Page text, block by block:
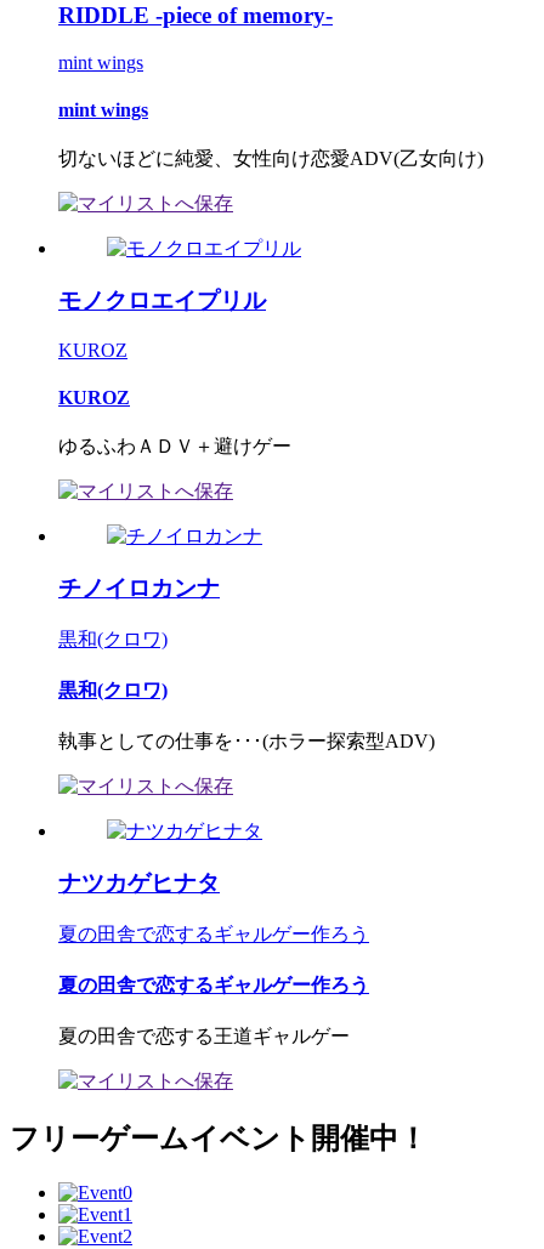
RIDDLE -piece of memory-
mint wings
mint wings
切ないほどに純愛、女性向け恋愛ADV(乙女向け)
モノクロエイプリル
KUROZ
KUROZ
ゆるふわＡＤＶ＋避けゲー
チノイロカンナ
黒和(クロワ)
黒和(クロワ)
執事としての仕事を･･･(ホラー探索型ADV)
ナツカゲヒナタ
夏の田舎で恋するギャルゲー作ろう
夏の田舎で恋するギャルゲー作ろう
夏の田舎で恋する王道ギャルゲー
フリーゲームイベント開催中！